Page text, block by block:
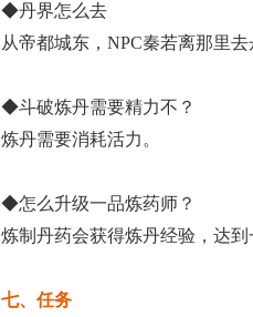
◆丹界怎么去
从帝都城东，NPC秦若离那里去
◆斗破炼丹需要精力不 ？
炼丹需要消耗活力。
◆怎么升级一品炼药师 ？
炼制丹药会获得炼丹经验，达到
七、任务